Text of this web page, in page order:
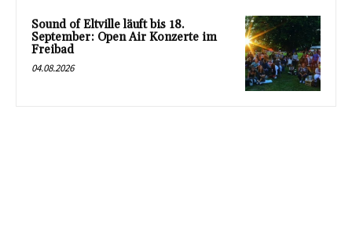
Sound of Eltville läuft bis 18.
September: Open Air Konzerte im
Freibad
04.08.2026